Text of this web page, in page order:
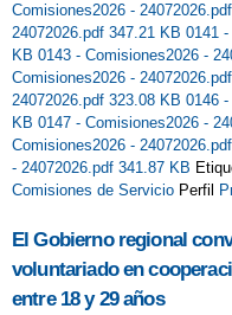
Comisiones2026 -
24072026.pdf 347.21 KB 0141
KB 0143 - Comisiones2026 -
Comisiones2026 -
24072026.pdf 323.08 KB 0146
KB 0147 - Comisiones2026 -
Comisiones2026 -
- 24072026.pdf 341.87 KB
Comisiones de Servicio Perfil
El Gobierno regional
voluntariado en
entre 18 y 29 años